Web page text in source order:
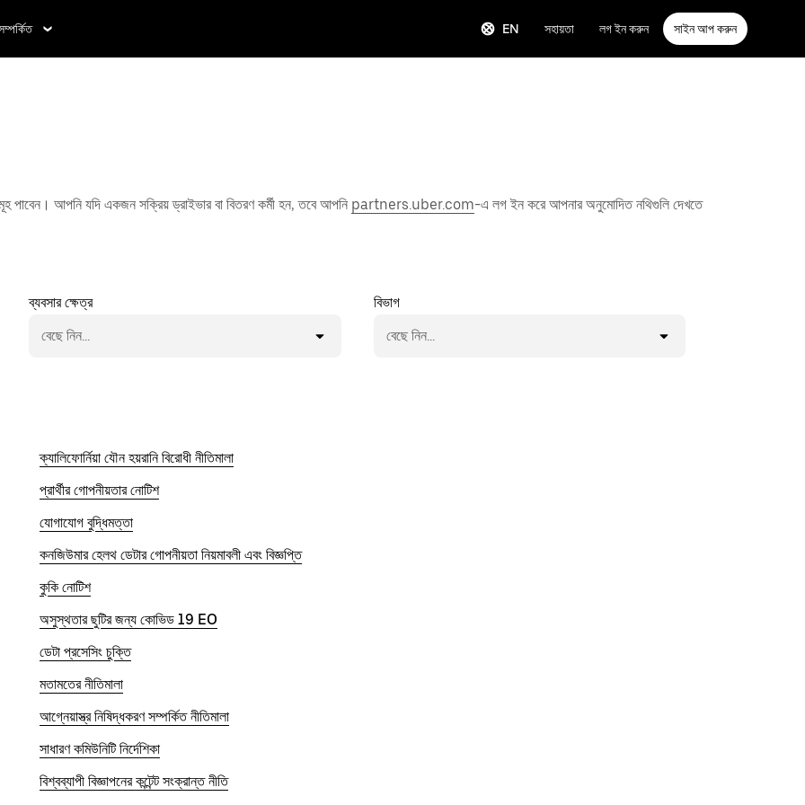
EN সহায়তা লগ ইন করুন সাইন আপ করুন
পাবেন। আপনি যদি একজন সক্রিয় ড্রাইভার বা বিতরণ কর্মী হন, তবে আপনি partners.uber.com-এ লগ ইন করে আপনার অনুমোদিত নথিগুলি দেখতে
ব্যবসার ক্ষেত্র
বেছে নিন...
বিভাগ
বেছে নিন...
ক্যালিফোর্নিয়া যৌন হয়রানি বিরোধী নীতিমালা
প্রার্থীর গোপনীয়তার নোটিশ
যোগাযোগ বুদ্ধিমত্তা
কনজিউমার হেলথ ডেটার গোপনীয়তা নিয়মাবলী এবং বিজ্ঞপ্তি
কুকি নোটিশ
অসুস্থতার ছুটির জন্য কোভিড 19 EO
ডেটা প্রসেসিং চুক্তি
মতামতের নীতিমালা
আগ্নেয়াস্ত্র নিষিদ্ধকরণ সম্পর্কিত নীতিমালা
সাধারণ কমিউনিটি নির্দেশিকা
বিশ্বব্যাপী বিজ্ঞাপনের কন্টেন্ট সংক্রান্ত নীতি